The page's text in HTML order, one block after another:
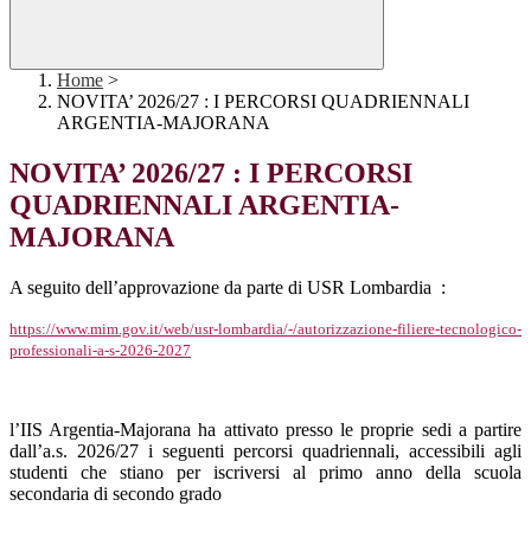
Home >
NOVITA’ 2026/27 : I PERCORSI QUADRIENNALI
ARGENTIA-MAJORANA
NOVITA’ 2026/27 : I PERCORSI
QUADRIENNALI ARGENTIA-
MAJORANA
A seguito dell’approvazione da parte di USR Lombardia :
https://www.mim.gov.it/web/usr-lombardia/-/autorizzazione-filiere-tecnologico-
professionali-a-s-2026-2027
l’IIS Argentia-Majorana ha attivato presso le proprie sedi a partire
dall’a.s. 2026/27 i seguenti percorsi quadriennali, accessibili agli
studenti che stiano per iscriversi al primo anno della scuola
secondaria di secondo grado